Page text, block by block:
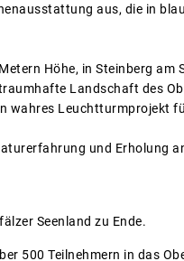
aus, die in
Höhe, in Steinberg am
Landschaft des
wahres Leuchtturmprojekt
und Erholung
Seenland zu Ende.
500 Teilnehmern in das